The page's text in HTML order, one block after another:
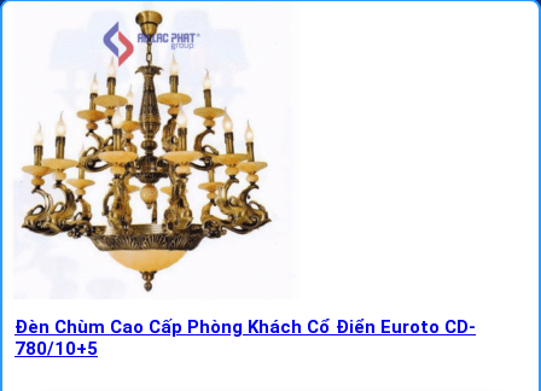
Đèn Chùm Cao Cấp Phòng Khách Cổ Điển Euroto CD-
780/10+5